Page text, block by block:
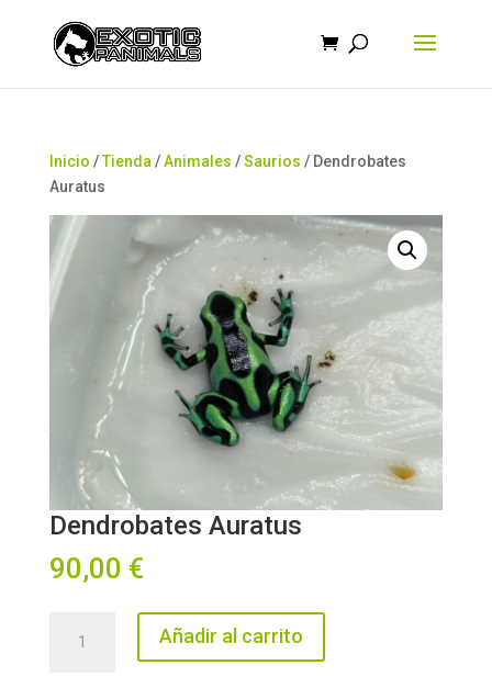
Inicio /Tienda /Animales /Saurios / Dendrobates
Auratus
Dendrobates Auratus
90,00 €
Auratus
Añadir al carrito